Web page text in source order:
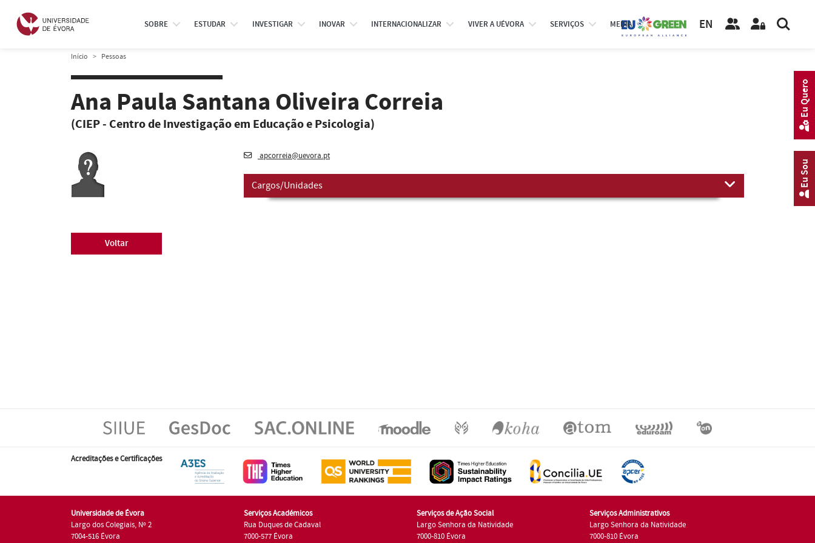
SOBRE ESTUDAR INVESTIGAR INOVAR INTERNACIONALIZAR VIVER A UÉVORA SERVIÇOS MEDIA EN
Início Pessoas
Ana Paula Santana Oliveira Correia
(CIEP - Centro de Investigação em Educação e Psicologia)
apcorreia@uevora.pt
Cargos/Unidades
Voltar
Acreditações e Certificações
Universidade de Évora
Largo dos Colegiais, Nº 2
7004-516 Évora
Serviços Académicos
Rua Duques de Cadaval
7000-577 Évora
Serviços de Ação Social
Largo Senhora da Natividade
7000-810 Évora
Serviços Administrativos
Largo Senhora da Natividade
7000-810 Évora
Eu Sou
Eu Quero